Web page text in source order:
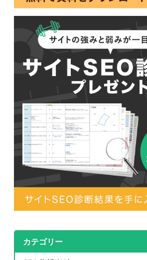
カテゴリー
無料相談・
お問い合わせ